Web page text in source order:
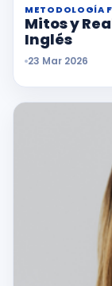
METODOLOGÍA
Mitos y
Inglés
23 Mar 2026